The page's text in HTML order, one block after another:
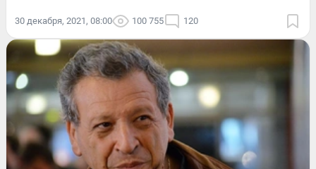
30 декабря, 2021, 08:00 100 755 120